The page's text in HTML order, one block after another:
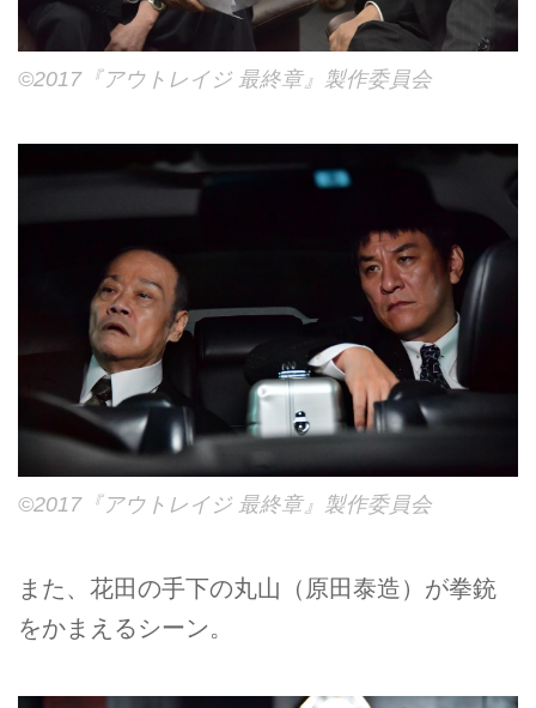
©2017『アウトレイジ 最終章』製作委員会
©2017『アウトレイジ 最終章』製作委員会
また、花田の手下の丸山（原田泰造）が拳銃
をかまえるシーン。